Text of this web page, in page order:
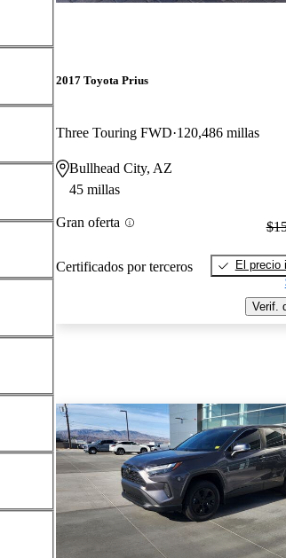
2017 Toyota Prius
Three Touring FWD 120,486 millas
Bullhead City, AZ
45 millas
Gran oferta
Certificados por terceros
El precio
Verif.